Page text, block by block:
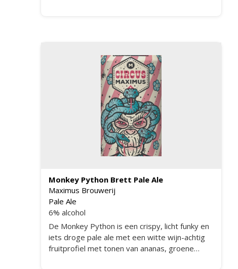
Monkey Python Brett Pale Ale
Maximus Brouwerij
Pale Ale
6% alcohol
De Monkey Python is een crispy, licht funky en
iets droge pale ale met een witte wijn-achtig
fruitprofiel met tonen van ananas, groene